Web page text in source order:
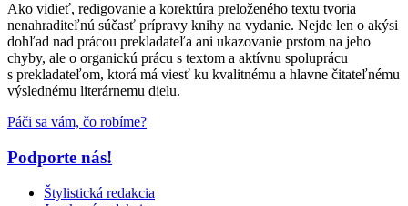
Ako vidieť, redigovanie a korektúra preloženého textu tvoria
nenahraditeľnú súčasť prípravy knihy na vydanie. Nejde len o akýsi
dohľad nad prácou prekladateľa ani ukazovanie prstom na jeho
chyby, ale o organickú prácu s textom a aktívnu spoluprácu
s prekladateľom, ktorá má viesť ku kvalitnému a hlavne čitateľnému
výslednému literárnemu dielu.
Páči sa vám, čo robíme?
Podporte nás!
Štylistická redakcia